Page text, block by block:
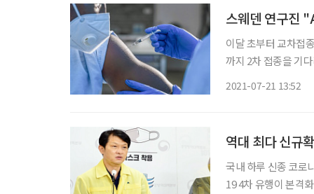
스웨덴 연구진
이달 초부터 교차접
까지 2차 접종을 기다
2021-07-21 13:52
역대 최다 신규
국내 하루 신종 코로
19 4차 유행이 본격